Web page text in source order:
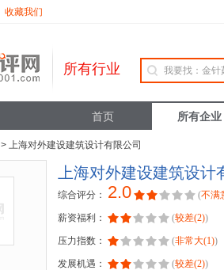
收藏我们
所有行业
首页 所有企业
> 上海对外建设建筑设计有限公司
上海对外建设建筑设计
综合评分： 2.0 (不满
薪资福利： (较差(2))
压力指数： (非常大(1))
发展机遇： (较差(2))